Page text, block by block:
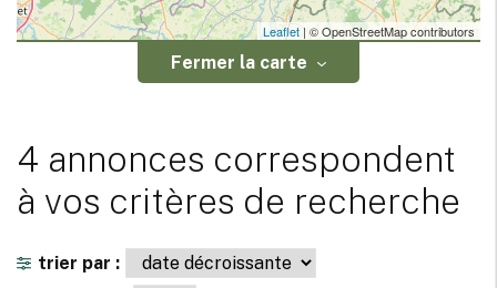
Leaflet | © OpenStreetMap contributors
Fermer la carte
4 annonces correspondent
à vos critères de recherche
trier par :